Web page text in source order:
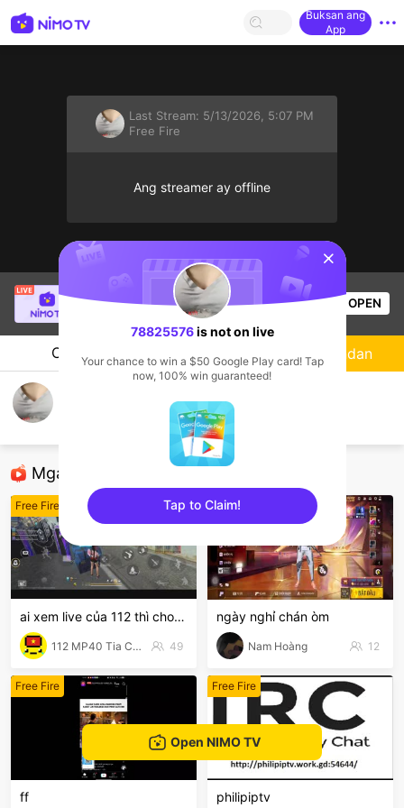
Buksan ang
App
Last Stream: 5/13/2026, 5:07 PM
Free Fire
Ang streamer ay offline
Bao Nguyên Giais live!
54 Views OPEN
Chat Streamer
Mga Nirerekominda Na Mga Streamer
Free Fire
ai xem live của 112 thì cho 112 1 follow với nha
112 MP40 Tia Chớp Tử 49
Free Fire
ngày nghỉ chán òm
Nam Hoàng 12
Free Fire
ff
Free Fire
philipiptv
Sundan
Open NIMO TV
sentinelStart
78825576is not on live
Your chance to win a $50 Google Play card! Tap
now, 100% win guaranteed!
Tap to Claim!
sentinelEnd